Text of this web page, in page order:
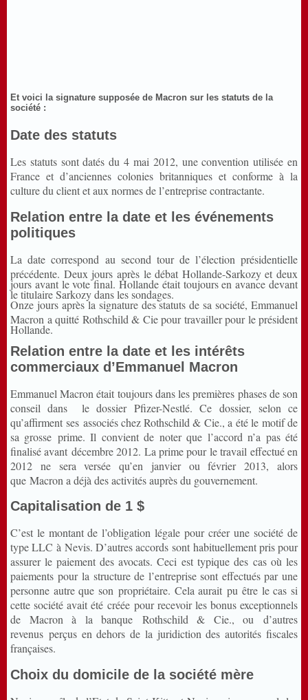
Et voici la signature supposée de Macron sur les statuts de la
société :
Date des statuts
Les statuts sont datés du 4 mai 2012, une convention utilisée en
France et d’anciennes colonies britanniques et conforme à la
culture du client et aux normes de l’entreprise contractante.
Relation entre la date et les événements
politiques
La date correspond au second tour de l’élection présidentielle
précédente. Deux jours après le débat Hollande-Sarkozy et deux
jours avant le vote final. Hollande était toujours en avance devant
le titulaire Sarkozy dans les sondages.
Onze jours après la signature des statuts de sa société, Emmanuel
Macron a quitté Rothschild & Cie pour travailler pour le président
Hollande.
Relation entre la date et les intérêts
commerciaux d’Emmanuel Macron
Emmanuel Macron était toujours dans les premières phases de son
conseil dans le dossier Pfizer-Nestlé. Ce dossier, selon ce
qu’affirment ses associés chez Rothschild & Cie., a été le motif de
sa grosse prime. Il convient de noter que l’accord n’a pas été
finalisé avant décembre 2012. La prime pour le travail effectué en
2012 ne sera versée qu’en janvier ou février 2013, alors
que Macron a déjà des activités auprès du gouvernement.
Capitalisation de 1 $
C’est le montant de l’obligation légale pour créer une société de
type LLC à Nevis. D’autres accords sont habituellement pris pour
assurer le paiement des avocats. Ceci est typique des cas où les
paiements pour la structure de l’entreprise sont effectués par une
personne autre que son propriétaire. Cela aurait pu être le cas si
cette société avait été créée pour recevoir les bonus exceptionnels
de Macron à la banque Rothschild & Cie., ou d’autres
revenus perçus en dehors de la juridiction des autorités fiscales
françaises.
Choix du domicile de la société mère